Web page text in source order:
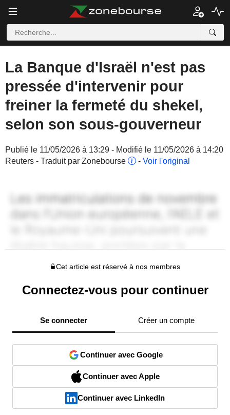
La Banque d'Israël n'est pas
pressée d'intervenir pour
freiner la fermeté du shekel,
selon son sous-gouverneur
Publié le 11/05/2026 à 13:29 - Modifié le 11/05/2026 à 14:20
Reuters - Traduit par Zonebourse
- Voir l'original
Cet article est réservé à nos membres
Connectez-vous pour continuer
Se connecter Créer un compte
Continuer avec Google
Continuer avec Apple
Continuer avec LinkedIn